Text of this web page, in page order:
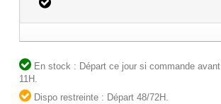
En stock : Départ ce jour si commande avant
11H.
Dispo restreinte : Départ 48/72H.